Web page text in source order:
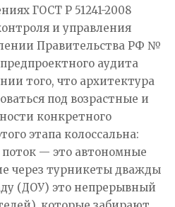
ГОСТ Р 51241-2008
и управления
Правительства РФ №
аудита
того, что архитектура
под возрастные и
конкретного
этапа колоссальна:
— это автономные
через турникеты дважды
(ДОУ) это непрерывный